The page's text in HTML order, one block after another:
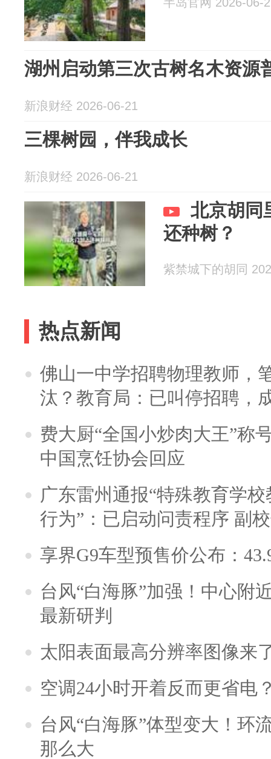
湖州启动第三次古树名木资源
新浪财经 2026-06-21
三棵树园，伴我成长
新浪财经 2026-06-21
北京胡同
还种树？
紫禁城下的胡同
热点新闻
佛山一中学招聘物理教师，
汰？教育局：已叫停招聘，
费大厨“全国小炒肉大王”称
中国烹饪协会回应
广东雷州通报“特殊教育学
行为”：已启动问责程序 副
享界G9车型预售价公布：
台风“白海豚”加强！中心附
最新研判
太阳表面最高分辨率图像来
空调24小时开着反而更省电
台风“白海豚”体型变大！环
那么大